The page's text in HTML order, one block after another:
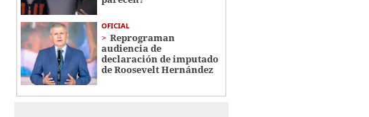
OFICIAL
Reprograman
audiencia de
declaración de imputado
de Roosevelt Hernández